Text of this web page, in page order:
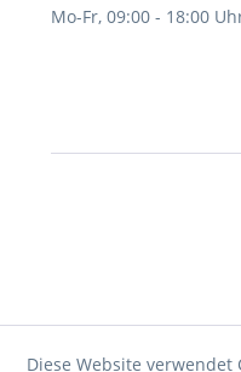
Mo-Fr, 09:00 - 18:00
Diese Website